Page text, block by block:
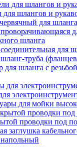
для шлангов и
для шланга
шланга
для
труба
для шланга с резьбой
для мойки
проводки под
заглушка